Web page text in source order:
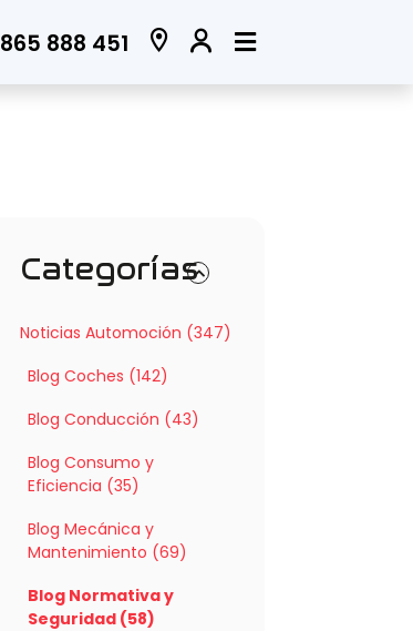
865 888 451
Categorías
Noticias Automoción (347)
Blog Coches (142)
Blog Conducción (43)
Blog Consumo y
Eficiencia (35)
Blog Mecánica y
Mantenimiento (69)
Blog Normativa y
Seguridad (58)